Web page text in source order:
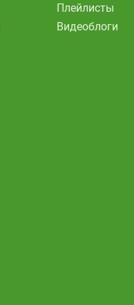
Плейлисты
Видеоблоги